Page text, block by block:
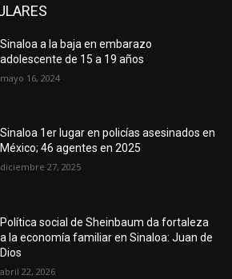
Sinaloa a la baja en embarazo
adolescente de 15 a 19 años
mayo 16, 2024
Sinaloa 1er lugar en policías asesinados en
México; 46 agentes en 2025
diciembre 27, 2025
Política social de Sheinbaum da fortaleza
a la economía familiar en Sinaloa: Juan de
Dios
abril 22, 2026